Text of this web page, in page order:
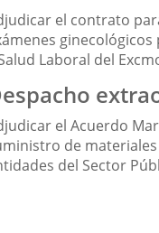
el contrato
Laboral del
el Acuerdo
de
del Sector